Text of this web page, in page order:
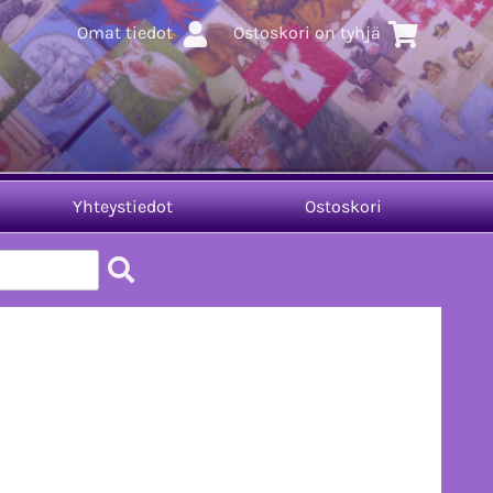
Omat tiedot Ostoskori on tyhjä
Yhteystiedot Ostoskori